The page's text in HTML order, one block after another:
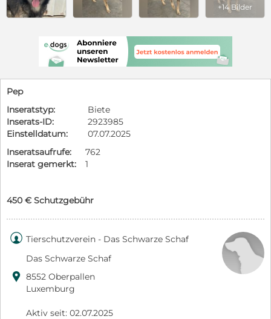
+14 Bilder
Pep
Inseratstyp:
Biete
Inserats-ID:
2923985
Einstelldatum:
07.07.2025
Inseratsaufrufe:
762
Inserat gemerkt:
1
450 € Schutzgebühr
 Tierschutzverein - Das Schwarze Schaf
Das Schwarze Schaf
 8552 Oberpallen
Luxemburg
Aktiv seit: 02.07.2025